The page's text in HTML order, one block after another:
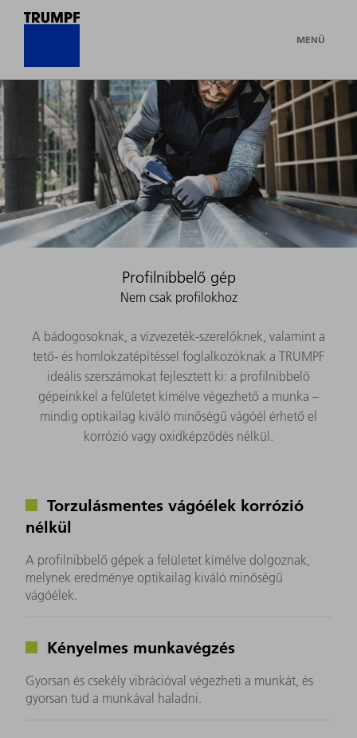
MENÜ
Profilnibbelő gép
Nem csak profilokhoz
A bádogosoknak, a vízvezeték-szerelőknek, valamint a
tető- és homlokzatépítéssel foglalkozóknak a TRUMPF
ideális szerszámokat fejlesztett ki: a profilnibbelő
gépeinkkel a felületet kímélve végezhető a munka –
mindig optikailag kiváló minőségű vágóél érhető el
korrózió vagy oxidképződés nélkül.
Torzulásmentes vágóélek korrózió
nélkül
A profilnibbelő gépek a felületet kímélve dolgoznak,
melynek eredménye optikailag kiváló minőségű
vágóélek.
Kényelmes munkavégzés
Gyorsan és csekély vibrációval végezheti a munkát, és
gyorsan tud a munkával haladni.